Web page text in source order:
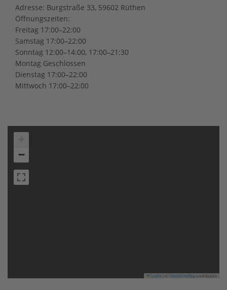
Adresse: Burgstraße 33, 59602 Rüthen
Öffnungszeiten:
Freitag 17:00–22:00
Samstag 17:00–22:00
Sonntag 12:00–14:00, 17:00–21:30
Montag Geschlossen
Dienstag 17:00–22:00
Mittwoch 17:00–22:00
−
Leaflet OpenStreetMapcontributors